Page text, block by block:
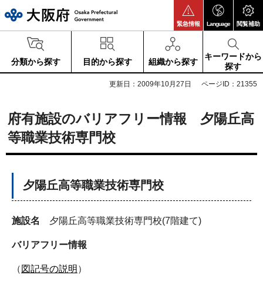
緊急情報 Language 閲覧補助
分類から探す 目的から探す 組織から探す
キーワードから
探す
更新日：2009年10月27日 ページID：21355
府有施設のバリアフリー情報 夕陽丘高
等職業技術専門校
夕陽丘高等職業技術専門校
施設名 夕陽丘高等職業技術専門校(7階建て)
バリアフリー情報
（ 図記号の説明 ）